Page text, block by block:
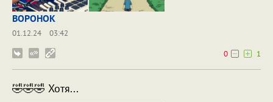
BOPOHOK
01.12.24
03:42
0
1
🤣🤣🤣 Хотя...